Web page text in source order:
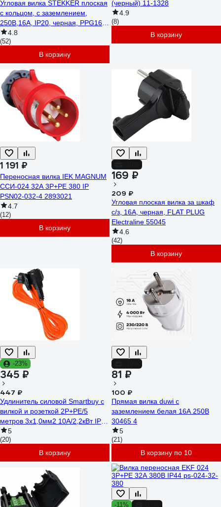
Угловая вилка STEKKER плоская
с кольцом, с заземлением,
250В,16A, IP20, черная, PPG16-
45-202 39040
4.8
(52)
В корзину
(черный) 11-1328
4.9
(8)
В корзину
1 191 ₽
Переносная вилка IEK MAGNUM
ССИ-024 32А 3Р+РЕ 380 IP
PSN02-032-4 2893021
4.7
(12)
В корзину
169 ₽
209 ₽
Угловая плоская вилка за шкаф
с/з, 16А, черная, FLAT PLUG
Electraline 55045
4.6
(42)
В корзину
-23%
345 ₽
447 ₽
Удлинитель силовой Smartbuy с
вилкой и розеткой 2P+PE/5
метров 3x1,0мм2 10А/2,2кВт IP44
SBE-16-1-30-F
5
(20)
В корзину
81 ₽
100 ₽
Прямая вилка duwi с
заземлением белая 16А 250В
30465 4
5
(21)
В корзину по 10
-11%